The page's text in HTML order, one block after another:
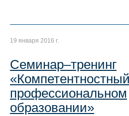
19 января 2016 г.
Семинар–тренинг
профессиональном
образовании»